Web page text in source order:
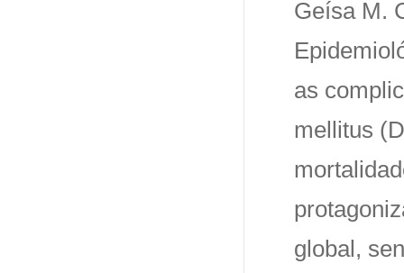
Geísa M.
as
mellitus
global,